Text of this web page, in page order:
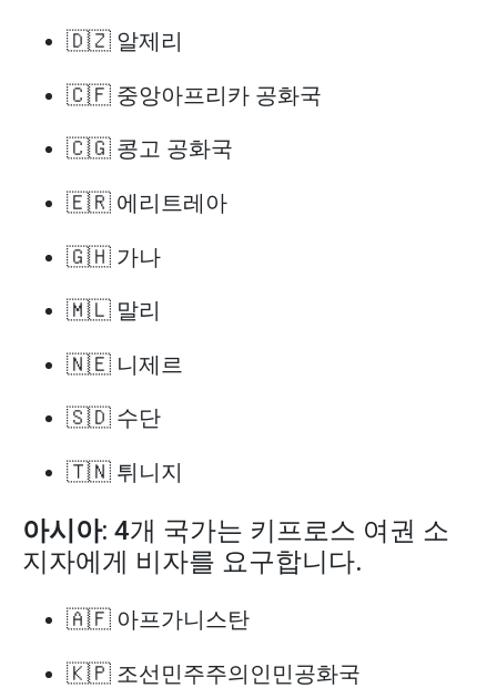
🇩🇿 알제리
🇨🇫 중앙아프리카 공화국
🇨🇬 콩고 공화국
🇪🇷 에리트레아
🇬🇭 가나
🇲🇱 말리
🇳🇪 니제르
🇸🇩 수단
🇹🇳 튀니지
아시아: 4개 국가는 키프로스 여권 소
지자에게 비자를 요구합니다.
🇦🇫 아프가니스탄
🇰🇵 조선민주주의인민공화국